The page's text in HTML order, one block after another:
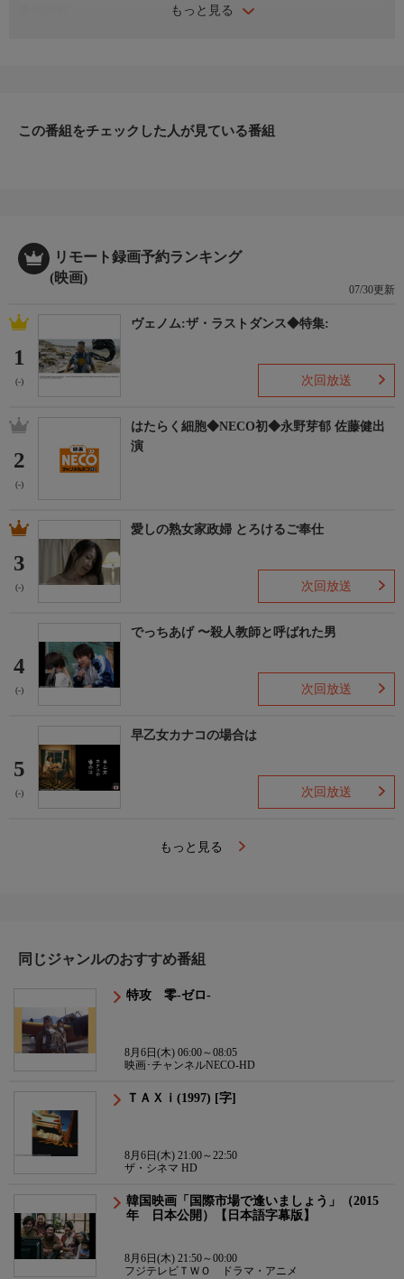
もっと見る
ンド)
この番組をチェックした人が見ている番組
リモート録画予約ランキング
(映画)
07/30更新
1
(-)
ヴェノム:ザ・ラストダンス◆特集:
次回放送
2
(-)
はたらく細胞◆NECO初◆永野芽郁 佐藤健出
演
3
(-)
愛しの熟女家政婦 とろけるご奉仕
次回放送
4
(-)
でっちあげ 〜殺人教師と呼ばれた男
次回放送
5
(-)
早乙女カナコの場合は
次回放送
もっと見る
同じジャンルのおすすめ番組
特攻 零-ゼロ-
8月6日(木) 06:00～08:05
映画･チャンネルNECO-HD
ＴＡＸｉ(1997) [字]
8月6日(木) 21:00～22:50
ザ・シネマ HD
韓国映画「国際市場で逢いましょう」（2015
年 日本公開）【日本語字幕版】
8月6日(木) 21:50～00:00
フジテレビＴＷＯ ドラマ・アニメ